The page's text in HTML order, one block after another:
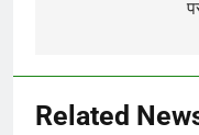
Related